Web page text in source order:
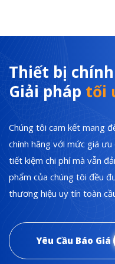
Thiết bị
Giải pháp tối
Chúng tôi cam kết mang
chính hãng với mức giá
tiết kiệm chi phí mà vẫn
phẩm của chúng tôi đều
thương hiệu uy tín toàn
Yêu Cầu Báo Giá